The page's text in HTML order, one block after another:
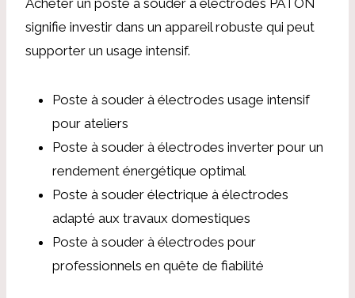
signifie investir dans un appareil robuste qui peut
supporter un usage intensif.
Poste à souder à électrodes usage intensif
pour ateliers
Poste à souder à électrodes inverter pour un
rendement énergétique optimal
Poste à souder électrique à électrodes
adapté aux travaux domestiques
Poste à souder à électrodes pour
professionnels en quête de fiabilité